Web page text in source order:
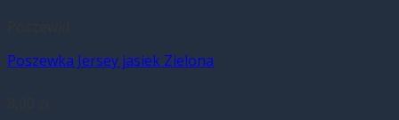
Poszewka Jersey jasiek Zielona